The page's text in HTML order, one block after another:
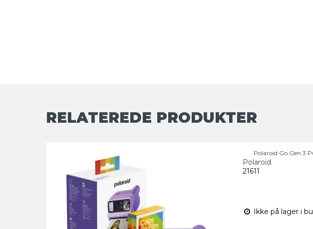
RELATEREDE PRODUKTER
Polaroid Go Gen 3
Polaroid
21611
Ikke på lager i